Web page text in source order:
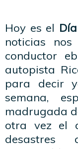
Hoy es el
noticias
conductor
autopista
para decir
semana,
madrugada
otra vez el